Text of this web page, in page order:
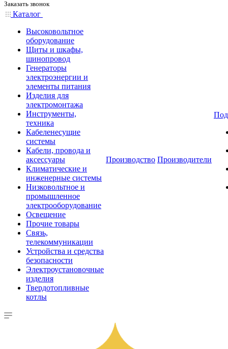
Заказать звонок
Каталог
Высоковольтное
оборудование
Щиты и шкафы,
шинопровод
Генераторы
электроэнергии и
элементы питания
Изделия для
электромонтажа
Инструменты,
техника
Кабеленесущие
системы
Кабели, провода и
аксессуары
Климатические и
инженерные системы
Низковольтное и
промышленное
электрооборудование
Освещение
Прочие товары
Связь,
телекоммуникации
Устройства и средства
безопасности
Электроустановочные
изделия
Твердотопливные
котлы
Производство Производители